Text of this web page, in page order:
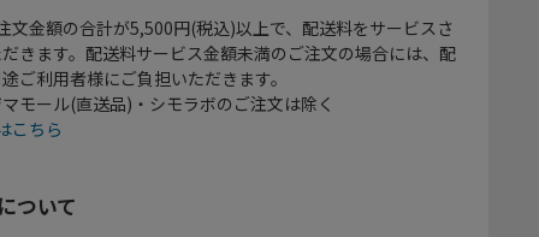
文金額の合計が5,500円(税込)以上で、配送料をサービスさ
きます。配送料サービス金額未満のご注文の場合には、配
ご利用者様にご負担いただきます。
モール(直送品)・シモラボのご注文は除く
こちら
ついて